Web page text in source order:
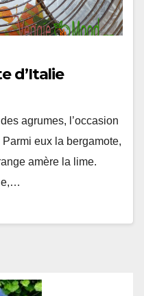
d’Italie
agrumes, l’occasion
eux la bergamote,
amère la lime.